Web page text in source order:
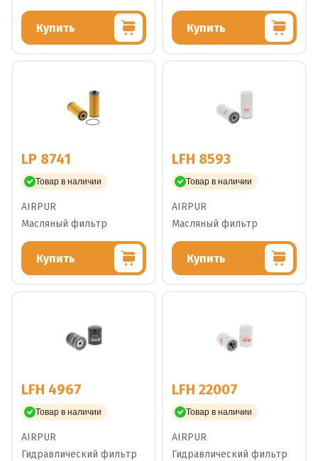
Купить Купить
LP 8741
Товар в наличии
AIRPUR
Масляный фильтр
Купить
LFH 8593
Товар в наличии
AIRPUR
Масляный фильтр
Купить
LFH 4967
Товар в наличии
AIRPUR
Гидравлический фильтр
LFH 22007
Товар в наличии
AIRPUR
Гидравлический фильтр